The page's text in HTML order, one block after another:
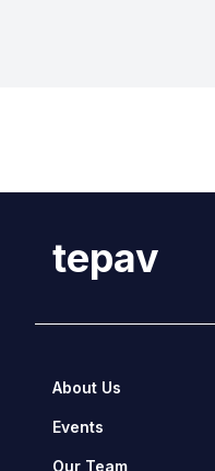
tepav
About Us
Events
Our Team